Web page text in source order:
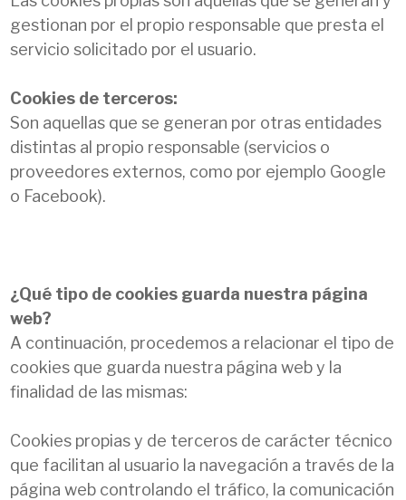
gestionan por el propio responsable que presta el
servicio solicitado por el usuario.
Cookies de terceros:
Son aquellas que se generan por otras entidades
distintas al propio responsable (servicios o
proveedores externos, como por ejemplo Google
o Facebook).
¿Qué tipo de cookies guarda nuestra página
web?
A continuación, procedemos a relacionar el tipo de
cookies que guarda nuestra página web y la
finalidad de las mismas:
Cookies propias y de terceros de carácter técnico
que facilitan al usuario la navegación a través de la
página web controlando el tráfico, la comunicación